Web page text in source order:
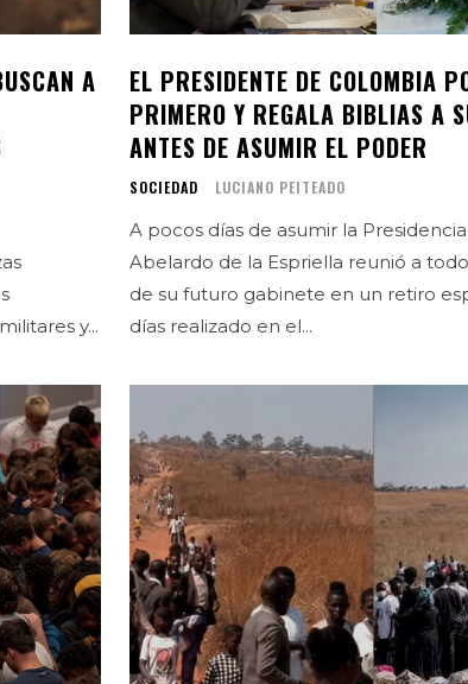
A
y...
EL PRESIDENTE DE COLOMBIA
PRIMERO Y REGALA BIBLIAS A
ANTES DE ASUMIR EL PODER
SOCIEDAD LUCIANO PEITEADO
A pocos días de asumir la
Abelardo de la Espriella reunió a
de su futuro gabinete en un retiro
días realizado en el...